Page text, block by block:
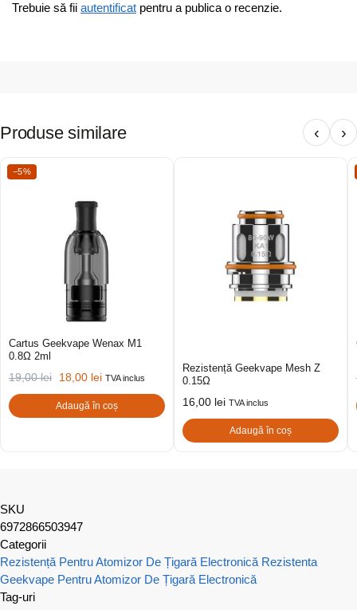
Trebuie să fii autentificat pentru a publica o recenzie.
Produse similare ‹ ›
−5%
Cartus Geekvape Wenax M1
0.8Ω 2ml
19,00lei 18,00 lei TVA inclus
Adaugă în coș
Rezistență Geekvape Mesh Z
0.15Ω
16,00 lei TVA inclus
Adaugă în coș
SKU
6972866503947
Categorii
Rezistență Pentru Atomizor De Țigară Electronică Rezistenta
Geekvape Pentru Atomizor De Țigară Electronică
Tag-uri